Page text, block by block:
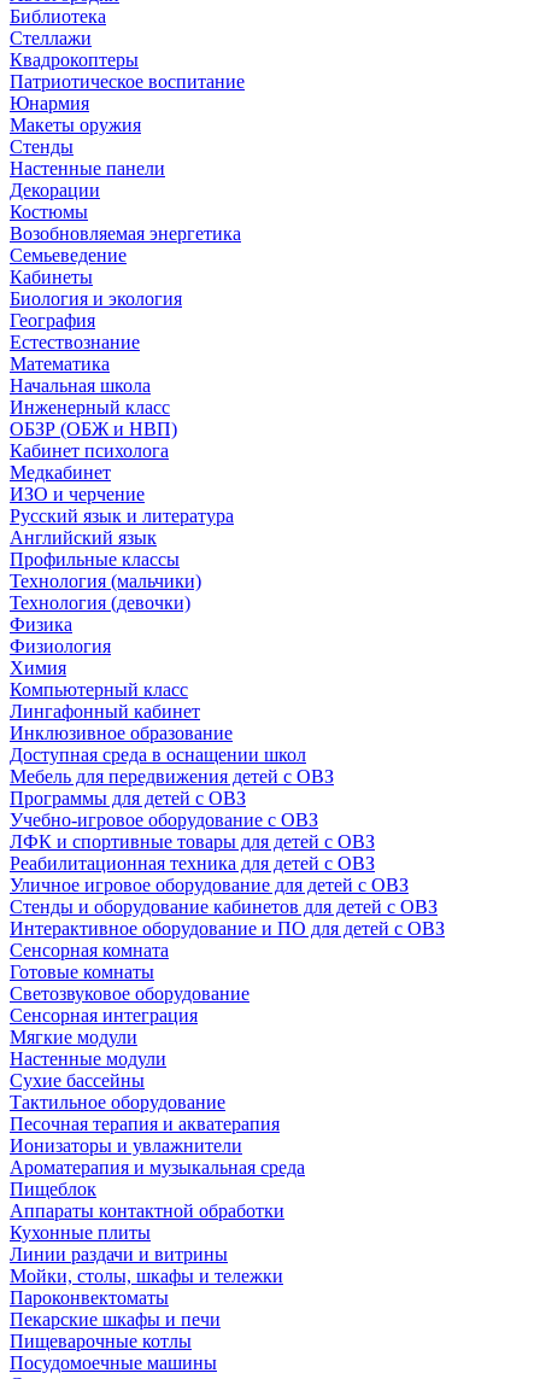
Библиотека
Стеллажи
Квадрокоптеры
Патриотическое воспитание
Юнармия
Макеты оружия
Стенды
Настенные панели
Декорации
Костюмы
Возобновляемая энергетика
Семьеведение
Кабинеты
Биология и экология
География
Естествознание
Математика
Начальная школа
Инженерный класс
ОБЗР (ОБЖ и НВП)
Кабинет психолога
Медкабинет
ИЗО и черчение
Русский язык и литература
Английский язык
Профильные классы
Технология (мальчики)
Технология (девочки)
Физика
Физиология
Химия
Компьютерный класс
Лингафонный кабинет
Инклюзивное образование
Доступная среда в оснащении школ
Мебель для передвижения детей с ОВЗ
Программы для детей с ОВЗ
Учебно-игровое оборудование с ОВЗ
ЛФК и спортивные товары для детей с ОВЗ
Реабилитационная техника для детей с ОВЗ
Уличное игровое оборудование для детей с ОВЗ
Стенды и оборудование кабинетов для детей с ОВЗ
Интерактивное оборудование и ПО для детей с ОВЗ
Сенсорная комната
Готовые комнаты
Светозвуковое оборудование
Сенсорная интеграция
Мягкие модули
Настенные модули
Сухие бассейны
Тактильное оборудование
Песочная терапия и акватерапия
Ионизаторы и увлажнители
Ароматерапия и музыкальная среда
Пищеблок
Аппараты контактной обработки
Кухонные плиты
Линии раздачи и витрины
Мойки, столы, шкафы и тележки
Пароконвектоматы
Пекарские шкафы и печи
Пищеварочные котлы
Посудомоечные машины